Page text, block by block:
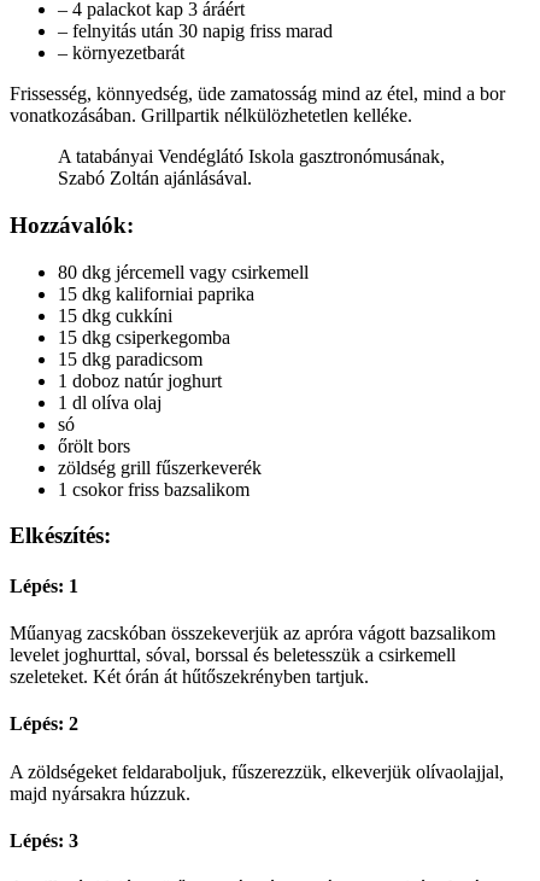
– 4 palackot kap 3 áráért
– felnyitás után 30 napig friss marad
– környezetbarát
Frissesség, könnyedség, üde zamatosság mind az étel, mind a bor
vonatkozásában. Grillpartik nélkülözhetetlen kelléke.
A tatabányai Vendéglátó Iskola gasztronómusának,
Szabó Zoltán ajánlásával.
Hozzávalók:
80 dkg jércemell vagy csirkemell
15 dkg kaliforniai paprika
15 dkg cukkíni
15 dkg csiperkegomba
15 dkg paradicsom
1 doboz natúr joghurt
1 dl olíva olaj
só
őrölt bors
zöldség grill fűszerkeverék
1 csokor friss bazsalikom
Elkészítés:
Lépés: 1
Műanyag zacskóban összekeverjük az apróra vágott bazsalikom
levelet joghurttal, sóval, borssal és beletesszük a csirkemell
szeleteket. Két órán át hűtőszekrényben tartjuk.
Lépés: 2
A zöldségeket feldaraboljuk, fűszerezzük, elkeverjük olívaolajjal,
majd nyársakra húzzuk.
Lépés: 3